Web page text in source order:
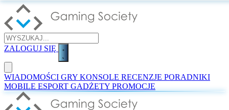
ZALOGUJ SIĘ
WIADOMOŚCI GRY KONSOLE RECENZJE PORADNIKI
MOBILE ESPORT GADŻETY PROMOCJE